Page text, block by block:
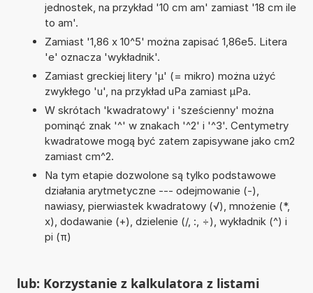
jednostek, na przykład '10 cm am' zamiast '18 cm ile
to am'.
Zamiast '1,86 x 10^5' można zapisać 1,86e5. Litera
'e' oznacza 'wykładnik'.
Zamiast greckiej litery 'µ' (= mikro) można użyć
zwykłego 'u', na przykład uPa zamiast µPa.
W skrótach 'kwadratowy' i 'sześcienny' można
pominąć znak '^' w znakach '^2' i '^3'. Centymetry
kwadratowe mogą być zatem zapisywane jako cm2
zamiast cm^2.
Na tym etapie dozwolone są tylko podstawowe
działania arytmetyczne --- odejmowanie (-),
nawiasy, pierwiastek kwadratowy (√), mnożenie (*,
x), dodawanie (+), dzielenie (/, :, ÷), wykładnik (^) i
pi (π)
lub: Korzystanie z kalkulatora z listami